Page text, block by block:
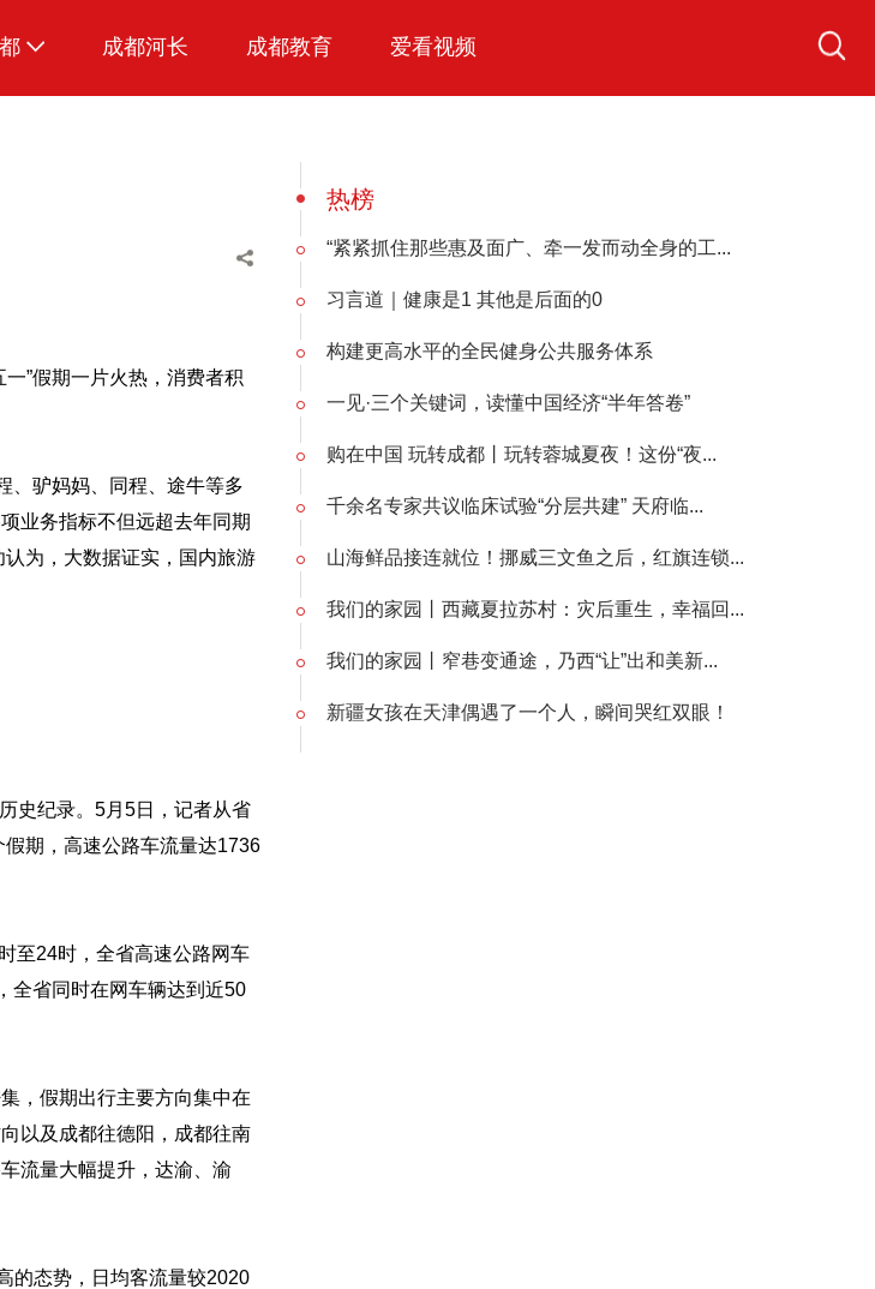
成都河长 成都教育 爱看视频
”假期一片火热，消费者积
、驴妈妈、同程、途牛等多
业务指标不但远超去年同期
为，大数据证实，国内旅游
史纪录。5月5日，记者从省
期，高速公路车流量达1736
至24时，全省高速公路网车
全省同时在网车辆达到近50
，假期出行主要方向集中在
以及成都往德阳，成都往南
流量大幅提升，达渝、渝
的态势，日均客流量较2020
热榜
“紧紧抓住那些惠及面广、牵一发而动全身的工...
习言道｜健康是1 其他是后面的0
构建更高水平的全民健身公共服务体系
一见·三个关键词，读懂中国经济“半年答卷”
购在中国 玩转成都丨玩转蓉城夏夜！这份“夜...
千余名专家共议临床试验“分层共建” 天府临...
山海鲜品接连就位！挪威三文鱼之后，红旗连锁...
我们的家园丨西藏夏拉苏村：灾后重生，幸福回...
我们的家园丨窄巷变通途，乃西“让”出和美新...
新疆女孩在天津偶遇了一个人，瞬间哭红双眼！